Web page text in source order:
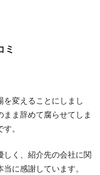
ミ
を変えることにしまし
ま辞めて腐らせてしま
。
しく、紹介先の会社に関
に感謝しています。